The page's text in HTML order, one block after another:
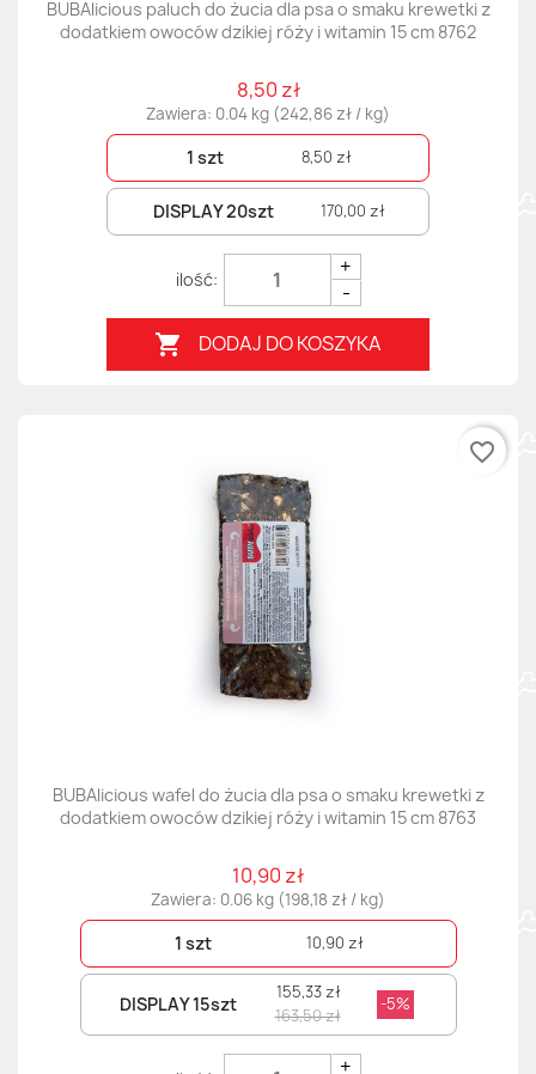
BUBAlicious paluch do żucia dla psa o smaku krewetki z
dodatkiem owoców dzikiej róży i witamin 15 cm 8762
8,50 zł
Zawiera: 0.04 kg (242,86 zł / kg)
1 szt 8,50 zł
DISPLAY 20szt 170,00 zł
+
-
 DODAJ DO KOSZYKA
BUBAlicious wafel do żucia dla psa o smaku krewetki z
dodatkiem owoców dzikiej róży i witamin 15 cm 8763
10,90 zł
Zawiera: 0.06 kg (198,18 zł / kg)
1 szt 10,90 zł
DISPLAY 15szt
155,33 zł
163,50 zł
-5%
+
favorite_border